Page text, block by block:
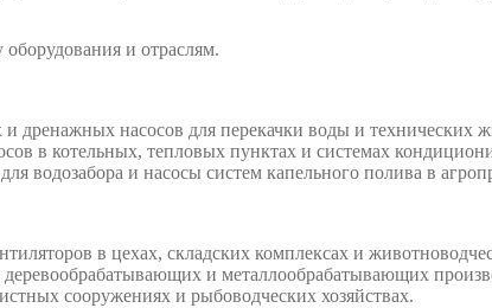
и отраслям.
насосов для перекачки воды и технических
в котельных, тепловых пунктах и системах
водозабора и насосы систем капельного полива в
в цехах, складских комплексах и
и металлообрабатывающих
сооружениях и рыбоводческих хозяйствах.